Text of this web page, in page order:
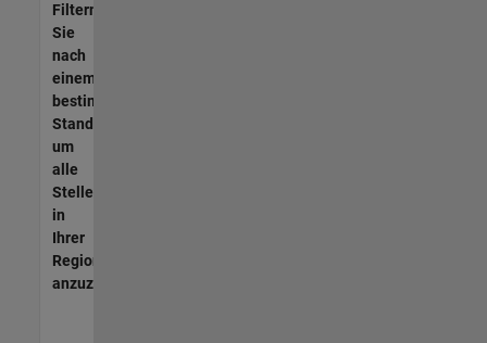
Filtern
Sie
nach
einem
bestimmten
Standort,
um
alle
Stellenangebote
in
Ihrer
Region
anzuzeigen.